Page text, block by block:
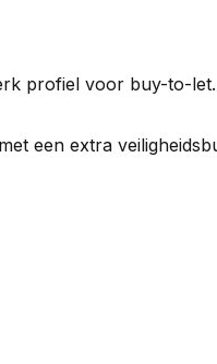
profiel voor buy-to-let.
een extra